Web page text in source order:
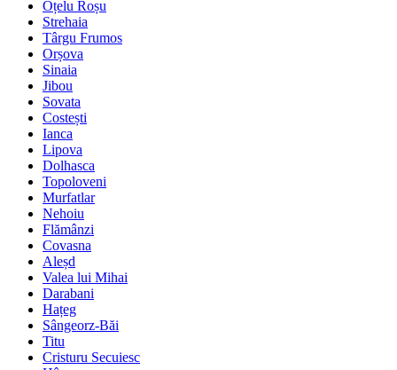
Oțelu Roșu
Strehaia
Târgu Frumos
Orșova
Sinaia
Jibou
Sovata
Costești
Ianca
Lipova
Dolhasca
Topoloveni
Murfatlar
Nehoiu
Flămânzi
Covasna
Aleșd
Valea lui Mihai
Darabani
Hațeg
Sângeorz-Băi
Titu
Cristuru Secuiesc